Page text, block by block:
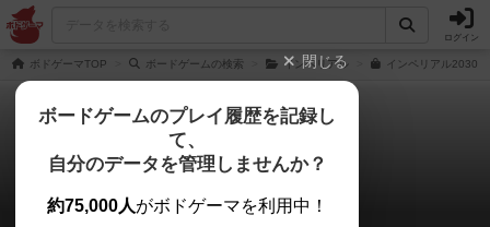
ログイン
ボドゲーマTOP ボードゲームの検索 インペリアル インペリアル2030
インペリアル2030
2件のレビュー
閉じる
ボードゲームのプレイ履歴を記録し
て、
自分のデータを管理しませんか？
約75,000人がボドゲーマを利用中！